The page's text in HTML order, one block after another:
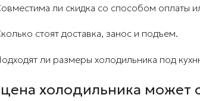
ли скидка со способом оплаты
стоят доставка, занос и подъем.
ли размеры холодильника под
холодильника может